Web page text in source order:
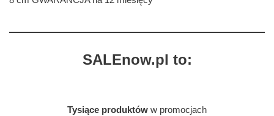
SALEnow.pl to:
Tysiące produktów w promocjach